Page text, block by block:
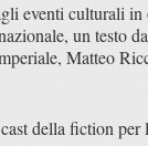
eventi culturali
un testo
Matteo
della fiction